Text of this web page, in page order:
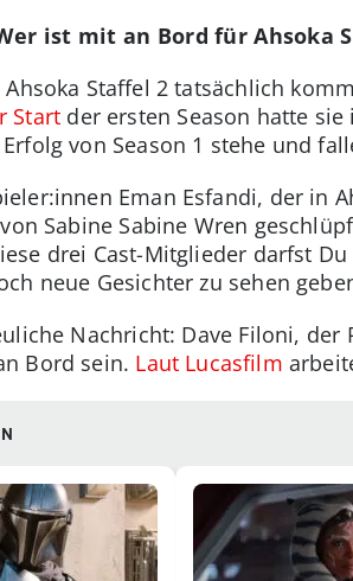
ist mit an Bord für Ahsoka
Ahsoka Staffel 2 tatsächlich
Start der ersten Season hatte
von Season 1 stehe und
Eman Esfandi, der in
Sabine Sabine Wren
drei Cast-Mitglieder darfst
neue Gesichter zu sehen
Nachricht: Dave Filoni,
Bord sein. Laut Lucasfilm